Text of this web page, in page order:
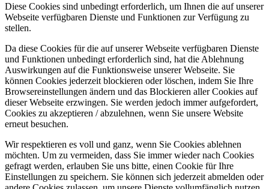
Diese Cookies sind unbedingt erforderlich, um Ihnen die auf unserer
Webseite verfügbaren Dienste und Funktionen zur Verfügung zu
stellen.
Da diese Cookies für die auf unserer Webseite verfügbaren Dienste
und Funktionen unbedingt erforderlich sind, hat die Ablehnung
Auswirkungen auf die Funktionsweise unserer Webseite. Sie
können Cookies jederzeit blockieren oder löschen, indem Sie Ihre
Browsereinstellungen ändern und das Blockieren aller Cookies auf
dieser Webseite erzwingen. Sie werden jedoch immer aufgefordert,
Cookies zu akzeptieren / abzulehnen, wenn Sie unsere Website
erneut besuchen.
Wir respektieren es voll und ganz, wenn Sie Cookies ablehnen
möchten. Um zu vermeiden, dass Sie immer wieder nach Cookies
gefragt werden, erlauben Sie uns bitte, einen Cookie für Ihre
Einstellungen zu speichern. Sie können sich jederzeit abmelden oder